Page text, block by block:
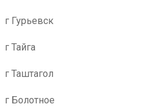
г Гурьевск
г Тайга
г Таштагол
г Болотное